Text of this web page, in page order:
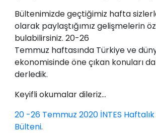
Bültenimizde geçtiğimiz hafta
olarak paylaştığımız gelişmelerin
bulabilirsiniz. 20-26
Temmuz haftasında Türkiye ve
ekonomisinde öne çıkan konuları
derledik.
Keyifli okumalar dileriz…
20 -26 Temmuz 2020 İNTES
Bülteni.